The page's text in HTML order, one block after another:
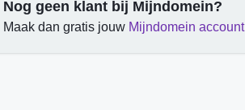
Nog geen klant bij Mijndomein?
Maak dan gratis jouw Mijndomein account